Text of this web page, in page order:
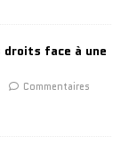
face à une
Commentaires